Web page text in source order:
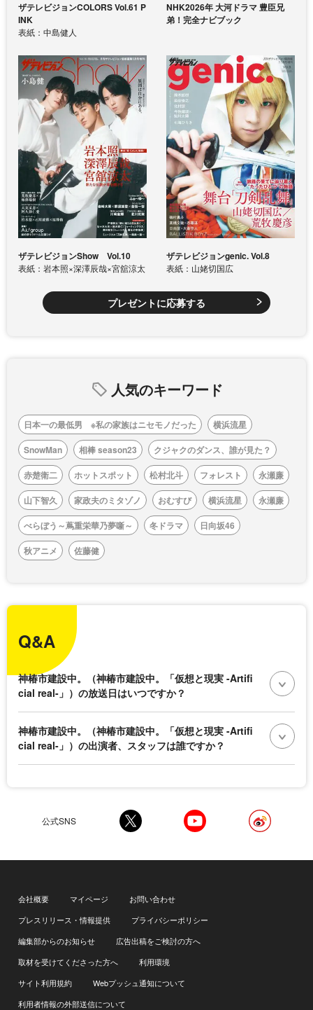
ザテレビジョンCOLORS Vol.61 P
INK
表紙：中島健人
NHK2026年 大河ドラマ 豊臣兄
弟！完全ナビブック
ザテレビジョンShow Vol.10
表紙：岩本照×深澤辰哉×宮舘涼太
ザテレビジョンgenic. Vol.8
表紙：山姥切国広
プレゼントに応募する
人気のキーワード
日本一の最低男 ※私の家族はニセモノだった
横浜流星
SnowMan
相棒 season23
クジャクのダンス、誰が見た？
赤楚衛二
ホットスポット 松村北斗 フォレスト
永瀬廉
山下智久
家政夫のミタゾノ おむすび 横浜流星
永瀬廉
べらぼう～蔦重栄華乃夢噺～
冬ドラマ
日向坂46
秋アニメ
佐藤健
Q&A
神椿市建設中。（神椿市建設中。「仮想と現実 -Artifi
cial real-」）の放送日はいつですか？
神椿市建設中。（神椿市建設中。「仮想と現実 -Artifi
cial real-」）の出演者、スタッフは誰ですか？
公式SNS
会社概要 マイページ
お問い合わせ
プレスリリース・情報提供
プライバシーポリシー
編集部からのお知らせ
広告出稿をご検討の方へ
取材を受けてくださった方へ
利用環境
サイト利用規約
Webプッシュ通知について
利用者情報の外部送信について